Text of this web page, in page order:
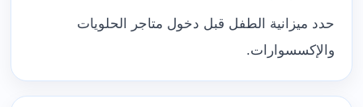
حدد ميزانية الطفل قبل دخول متاجر الحلويات
والإكسسوارات.